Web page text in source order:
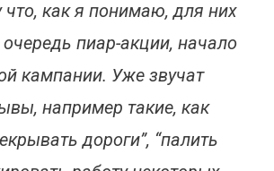
как я понимаю, для них
пиар-акции, начало
кампании. Уже звучат
например такие, как
дороги”, “палить